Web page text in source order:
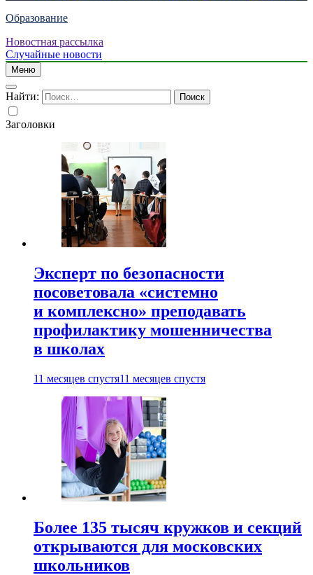
Образование
Новостная рассылка
Случайные новости
Меню
Найти:
Заголовки
Эксперт по безопасности
посоветовала «системно
и комплексно» преподавать
профилактику мошенничества
в школах
11 месяцев спустя11 месяцев спустя
Более 135 тысяч кружков и секций
открываются для московских
школьников